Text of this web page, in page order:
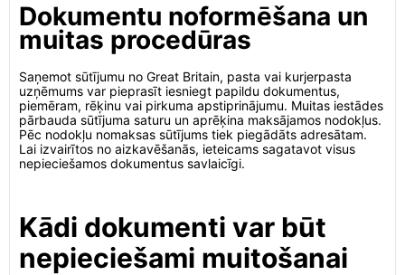
Dokumentu noformēšana un
muitas procedūras
Saņemot sūtījumu no Great Britain, pasta vai kurjerpasta
uzņēmums var pieprasīt iesniegt papildu dokumentus,
piemēram, rēķinu vai pirkuma apstiprinājumu. Muitas iestādes
pārbauda sūtījuma saturu un aprēķina maksājamos nodokļus.
Pēc nodokļu nomaksas sūtījums tiek piegādāts adresātam.
Lai izvairītos no aizkavēšanās, ieteicams sagatavot visus
nepieciešamos dokumentus savlaicīgi.
Kādi dokumenti var būt
nepieciešami muitošanai